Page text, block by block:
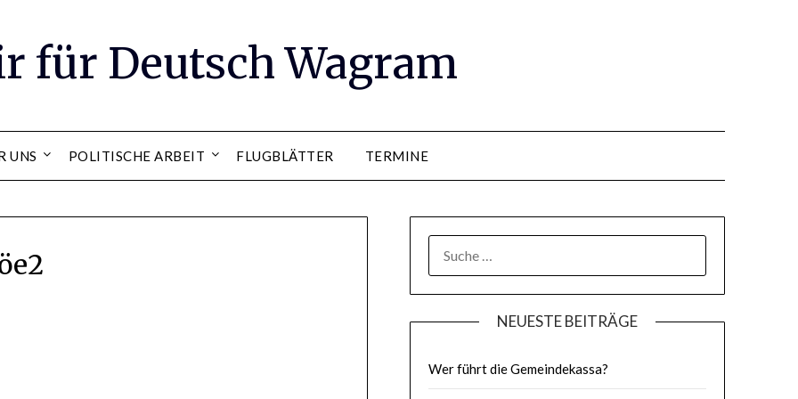
für Deutsch Wagram
UNS POLITISCHE ARBEIT FLUGBLÄTTER TERMINE
NACH:
NEUESTE BEITRÄGE
Wer führt die Gemeindekassa?